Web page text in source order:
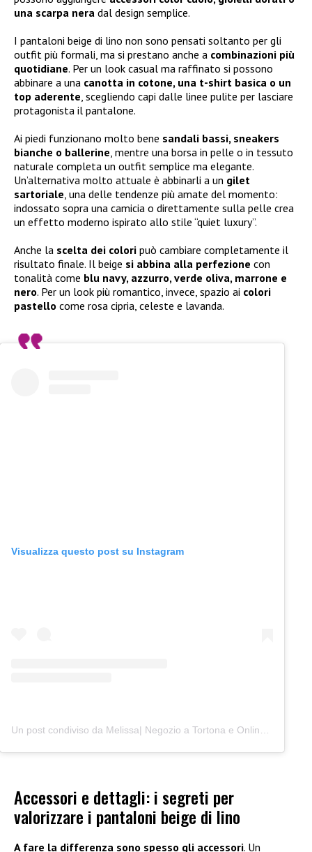
una scarpa nera dal design semplice.
I pantaloni beige di lino non sono pensati soltanto per gli
outfit più formali, ma si prestano anche a combinazioni più
quotidiane. Per un look casual ma raffinato si possono
abbinare a una canotta in cotone, una t-shirt basica o un
top aderente , scegliendo capi dalle linee pulite per lasciare
protagonista il pantalone.
Ai piedi funzionano molto bene sandali bassi, sneakers
bianche o ballerine , mentre una borsa in pelle o in tessuto
naturale completa un outfit semplice ma elegante.
Un’alternativa molto attuale è abbinarli a un gilet
sartoriale , una delle tendenze più amate del momento:
indossato sopra una camicia o direttamente sulla pelle crea
un effetto moderno ispirato allo stile “quiet luxury”.
Anche la scelta dei colori può cambiare completamente il
risultato finale. Il beige si abbina alla perfezione con
tonalità come blu navy, azzurro, verde oliva, marrone e
nero. Per un look più romantico, invece, spazio ai colori
pastello come rosa cipria, celeste e lavanda.
Visualizza questo post su Instagram
Accessori e dettagli: i segreti per
valorizzare i pantaloni beige di lino
A fare la differenza sono spesso gli accessori. Un